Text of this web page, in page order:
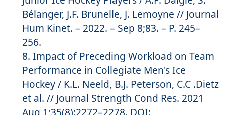
Bélanger, J.F. Brunelle, J. Lemoyne // Journal
Hum Kinet. – 2022. – Sep 8;83. – P. 245–
256.
Impact of Preceding Workload on Team
Performance in Collegiate Men's Ice
Hockey / K.L. Neeld, B.J. Peterson, C.C .Dietz
et al. // Journal Strength Cond Res. 2021
Aug 1;35(8):2272–2278. DOI: